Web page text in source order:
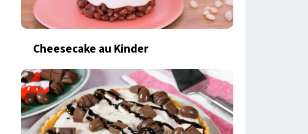
Cheesecake au Kinder